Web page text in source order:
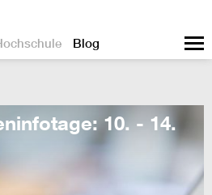
Blog
10. - 14.